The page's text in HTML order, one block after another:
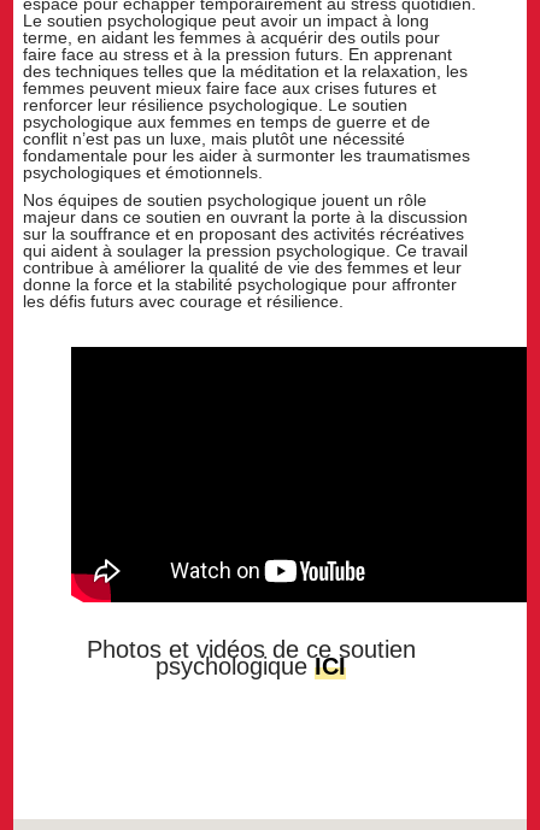
Le soutien psychologique peut avoir un impact à long
terme, en aidant les femmes à acquérir des outils pour
faire face au stress et à la pression futurs. En apprenant
des techniques telles que la méditation et la relaxation, les
femmes peuvent mieux faire face aux crises futures et
renforcer leur résilience psychologique. Le soutien
psychologique aux femmes en temps de guerre et de
conflit n’est pas un luxe, mais plutôt une nécessité
fondamentale pour les aider à surmonter les traumatismes
psychologiques et émotionnels.
Nos équipes de soutien psychologique jouent un rôle
majeur dans ce soutien en ouvrant la porte à la discussion
sur la souffrance et en proposant des activités récréatives
qui aident à soulager la pression psychologique. Ce travail
contribue à améliorer la qualité de vie des femmes et leur
donne la force et la stabilité psychologique pour affronter
les défis futurs avec courage et résilience.
Photos et vidéos de ce soutien
psychologiqueICI